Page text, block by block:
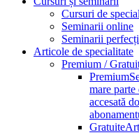
Cursuri de
Seminarii online
Seminarii
Articole de specialitate
Premium /
Premium
mare
accesată
Gratuite